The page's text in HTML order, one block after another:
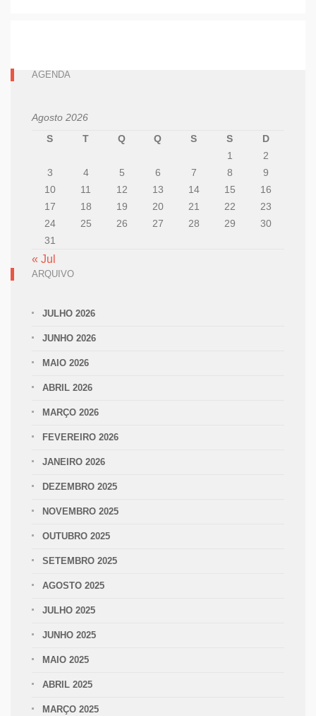
AGENDA
Agosto 2026
S
T Q Q S S
D
1
2
3
4 5 6 7 8
9
10
11 12 13 14 15
16
17
18 19 20 21 22
23
24
25 26 27 28 29
30
31
« Jul
ARQUIVO
JULHO 2026
JUNHO 2026
MAIO 2026
ABRIL 2026
MARÇO 2026
FEVEREIRO 2026
JANEIRO 2026
DEZEMBRO 2025
NOVEMBRO 2025
OUTUBRO 2025
SETEMBRO 2025
AGOSTO 2025
JULHO 2025
JUNHO 2025
MAIO 2025
ABRIL 2025
MARÇO 2025